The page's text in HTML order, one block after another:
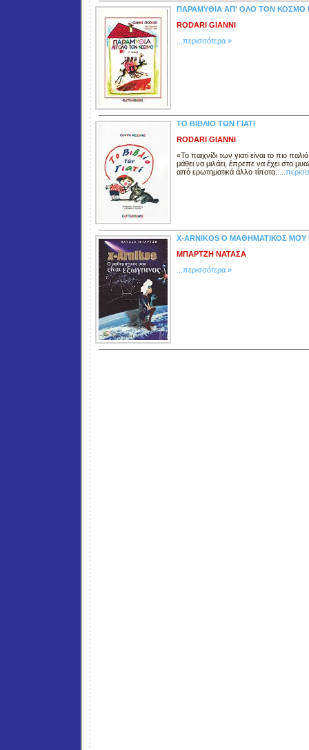
ΠΑΡΑΜΥΘΙΑ ΑΠ' ΟΛΟ ΤΟΝ ΚΟΣΜΟ
RODARI GIANNI
...περισσότερα »
ΤΟ ΒΙΒΛΙΟ ΤΩΝ ΓΙΑΤΙ
RODARI GIANNI
«Το παιχνίδι των γιατί είναι το πιο
μάθει να μιλάει, έπρεπε να έχει στο
από ερωτηματικά άλλο τίποτα.
X-ARNIKOS Ο ΜΑΘΗΜΑΤΙΚΟΣ ΜΟΥ
ΜΠΑΡΤΖΗ ΝΑΤΑΣΑ
...περισσότερα »